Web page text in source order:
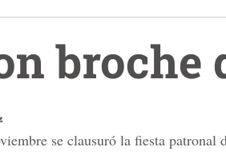
broche
se clausuró la fiesta patronal